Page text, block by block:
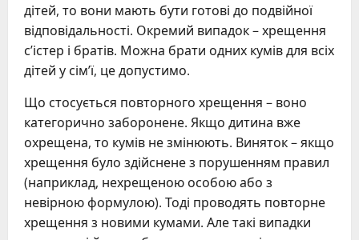
дітей, то вони мають бути готові до подвійної
відповідальності. Окремий випадок – хрещення
с’істер і братів. Можна брати одних кумів для всіх
дітей у сім’ї, це допустимо.
Що стосується повторного хрещення – воно
категорично заборонене. Якщо дитина вже
охрещена, то кумів не змінюють. Виняток – якщо
хрещення було здійснене з порушенням правил
(наприклад, нехрещеною особою або з
невірною формулою). Тоді проводять повторне
хрещення з новими кумами. Але такі випадки